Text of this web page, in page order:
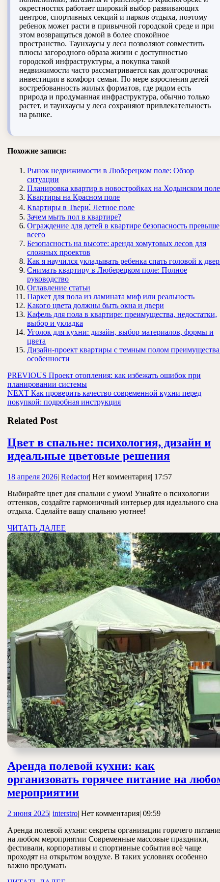
окрестностях работает широкий выбор развивающих
центров, спортивных секций и парков отдыха, поэтому
ребенок может расти в привычной городской среде и при
этом возвращаться домой в более спокойное
пространство. Таунхаусы у леса позволяют совместить
плюсы загородного образа жизни с доступностью
городской инфраструктуры, а покупка такой
недвижимости часто рассматривается как долгосрочная
инвестиция в комфорт семьи. По мере взросления детей
востребованность жилых форматов, где рядом есть
природа и продуманная инфраструктура, обычно только
растет, и таунхаусы у леса сохраняют привлекательность
на рынке.
Похожие записи:
Рынок недвижимости в Люберецком поле: Обзор
ситуации
Планировка квартир в новостройках на Ходынском поле
Квартиры на Красном поле
Квартиры в Твери⁚ Летное поле
Зачем мыть пол в квартире?
Ограждение для детей в квартире безопасность превыше
всего
Безопасность на высоте: аренда хомутовых лесов для
сложных проектов
Как я научился укладывать ребенка спать головой к
Снимать квартиру в Люберецком поле: Полное
руководство
Оглавление статьи
Паркет для пола из ламината миф или реальность
Какого цвета должны быть окна и двери
Кафель для пола в квартире: преимущества, недостатки,
выбор и укладка
Уголок для кухни: дизайн, выбор материалов, формы и
цвета
Дизайн-проект квартиры с темным полом
особенности
Навигация
по
записям
PREVIOUS Предыдущая
запись:
Проект отопления: как избежать ошибок при
планировании системы
NEXT Следующая
запись:
Как проверить качество современной кухни перед
покупкой: подробная инструкция
Related Post
Цвет в спальне: психология, дизайн и
идеальные цветовые решенияЦвет
спальне:
дизайн
цветовые
решения
18 апреля 202618
2026
| RedactorRedactor
| Нет комментария| 17:57
Выбирайте цвет для спальни с умом! Узнайте о психологии
оттенков, создайте гармоничный интерьер для идеального сна
отдыха. Сделайте вашу спальню уютнее!
ЧИТАТЬ ДАЛЕЕ
ДАЛЕЕ
Аренда полевой кухни: как
организовать горячее питание на
мероприятииАренда
кухни:
как
организовать
горячее
2 июня 20252
2025
| interstrointerstro
| Нет комментария| 09:59
Аренда полевой кухни: секреты организации горячего
на любом мероприятии Современные массовые праздники,
фестивали, корпоративы и спортивные события всё чаще
проходят на открытом воздухе. В таких условиях особенно
важно продумать